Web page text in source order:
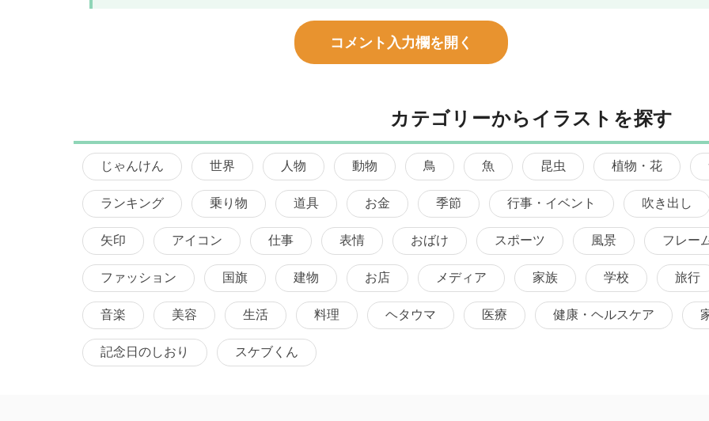
コメント入力欄を開く
カテゴリーからイラストを探す
じゃんけん 世界 人物 動物 鳥 魚 昆虫 植物・花
ランキング 乗り物 道具 お金 季節 行事・イベント 吹き出し
矢印 アイコン 仕事 表情 おばけ スポーツ 風景 フレー
ファッション 国旗 建物 お店 メディア 家族 学校 旅行
音楽 美容 生活 料理 ヘタウマ 医療 健康・ヘルスケア
記念日のしおり スケブくん